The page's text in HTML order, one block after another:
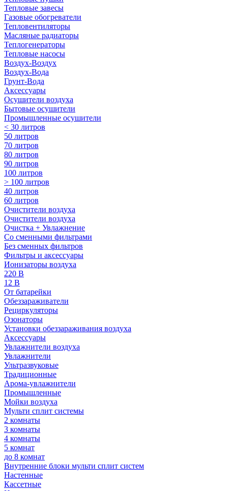
Тепловые завесы
Газовые обогреватели
Тепловентиляторы
Масляные радиаторы
Теплогенераторы
Тепловые насосы
Воздух-Воздух
Воздух-Вода
Грунт-Вода
Аксессуары
Осушители воздуха
Бытовые осушители
Промышленные осушители
< 30 литров
50 литров
70 литров
80 литров
90 литров
100 литров
> 100 литров
40 литров
60 литров
Очистители воздуха
Очистители воздуха
Очистка + Увлажнение
Cо сменными фильтрами
Без сменных фильтров
Фильтры и аксессуары
Ионизаторы воздуха
220 В
12 В
От батарейки
Обеззараживатели
Рециркуляторы
Озонаторы
Установки обеззараживания воздуха
Аксессуары
Увлажнители воздуха
Увлажнители
Ультразвуковые
Традиционные
Арома-увлажнители
Промышленные
Мойки воздуха
Мульти сплит системы
2 комнаты
3 комнаты
4 комнаты
5 комнат
до 8 комнат
Внутренние блоки мульти сплит систем
Настенные
Кассетные